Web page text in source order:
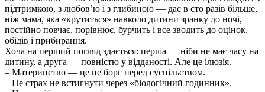
підтримкою, з любов’ю і з глибиною — дає в сто разів більше,
ніж мама, яка «крутиться» навколо дитини зранку до ночі,
постійно повчає, порівнює, бурчить і все зводить до оцінок,
обідів і прибирання.
Хоча на перший погляд здається: перша — ніби не має часу на
дитину, а друга — повністю у відданості. Але це ілюзія.
– Материнство — це не борг перед суспільством.
– Не страх не встигнути через «біологічний годинник».